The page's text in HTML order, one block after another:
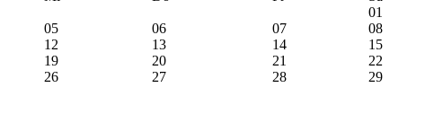
01
05 06 07 08
12 13 14 15
19 20 21 22
26 27 28 29